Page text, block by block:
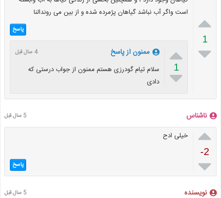

1

است واگر آب نباشد گیاهان پژمرده شده و از بین می روندالنا
پاسخ

1

ممنون از پاسخ 4 سال قبل
سلام تیام گودرزی هستم ممنون از جواب درستی که
دادی
ناشناس 5 سال قبل

-2

خیلی ادح
پاسخ
نویسنده 5 سال قبل